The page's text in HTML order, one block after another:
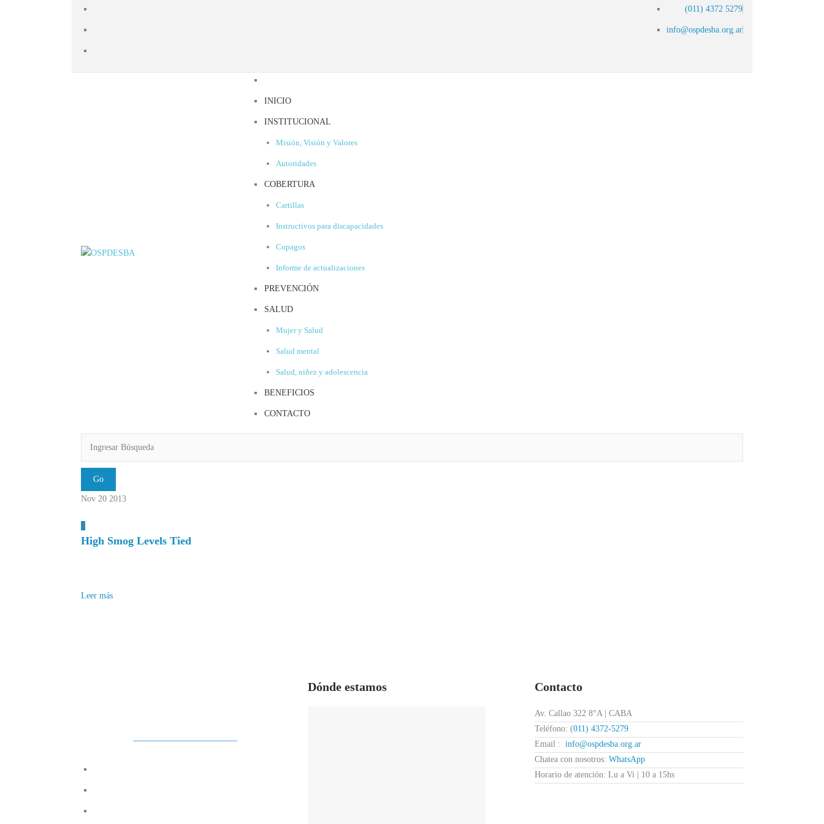
(011) 4372 5279
info@ospdesba.org.ar
INICIO
INSTITUCIONAL
Misión, Visión y Valores
Autoridades
COBERTURA
Cartillas
Instructivos para discapacidades
Copagos
Informe de actualizaciones
PREVENCIÓN
SALUD
Mujer y Salud
Salud mental
Salud, niñez y adolescencia
BENEFICIOS
CONTACTO
Nov 20 2013
0
High Smog Levels Tied
Leer más
Dónde estamos Contacto
Av. Callao 322 8°A | CABA
Teléfono: (011) 4372-5279
Email : info@ospdesba.org.ar
Chatea con nosotros: WhatsApp
Horario de atención: Lu a Vi | 10 a 15hs